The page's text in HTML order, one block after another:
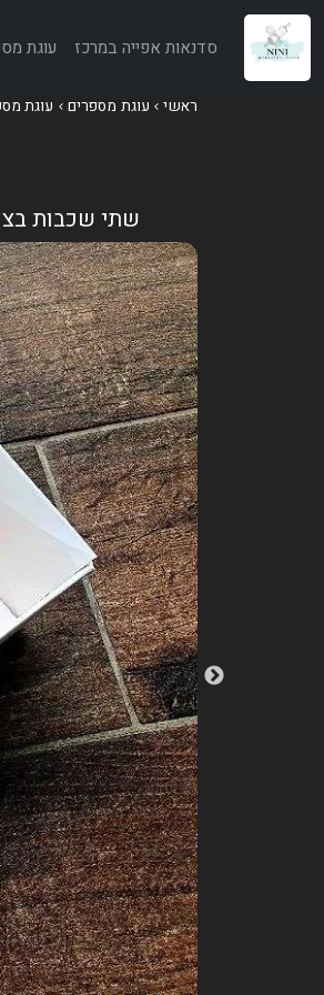
סדנאות אפייה במרכז עוגת
ראשי עוגת מספרים עוגת
שתי שכבות